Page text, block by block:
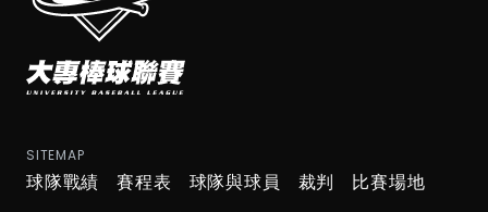
SITEMAP
球隊戰績 賽程表 球隊與球員 裁判
比賽場地